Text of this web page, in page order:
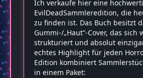
Ich verkaufe hier eine
EvilDeadSammleredition, die
zu finden ist. Das Buch besitzt
Gummi-/„Haut“-Cover, das sich
strukturiert und absolut
echtes Highlight für jeden
Edition kombiniert
in einem Paket: